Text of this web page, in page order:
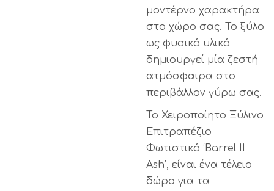
μοντέρνο χαρακτήρα
στο χώρο σας. Το ξύλο
ως φυσικό υλικό
δημιουργεί μία ζεστή
ατμόσφαιρα στο
περιβάλλον γύρω σας.
Το Χειροποίητο Ξύλινο
Επιτραπέζιο
Φωτιστικό ‘Barrel II
Ash’, είναι ένα τέλειο
δώρο για τα